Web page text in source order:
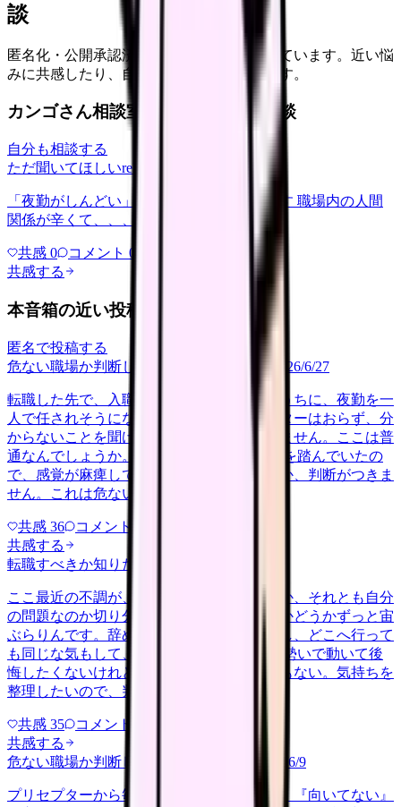
談
匿名化・公開承認済みの本音だけを表示しています。近い悩
みに共感したり、自分の状況を投稿できます。
カンゴさん相談室から共有された相談
自分も相談する
ただ聞いてほしいrelationships
「夜勤がしんどい」について相談したいです 職場内の人間
関係が辛くて、、、
共感 0 コメント 0
共感する
本音箱の近い投稿
匿名で投稿する
危ない職場か判断してほしい
career-growth 2026/6/27
転職した先で、入職して二ヶ月も経たないうちに、夜勤を一
人で任されそうになっています。プリセプターはおらず、分
からないことを聞ける相手も日によっていません。ここは普
通なんでしょうか。 前の職場はもっと段階を踏んでいたの
で、感覚が麻痺しているのか自分が甘いのか、判断がつきま
せん。これは危ない環境なのか…
共感 36 コメント
共感する
転職すべきか知りたい
ここ最近の不調が、職場の環境のせいなのか、それとも自分
の問題なのか切り分けられず、転職すべきかどうかずっと宙
ぶらりんです。辞めれば楽になる気もするし、どこへ行って
も同じな気もして、決め手がありません。 勢いで動いて後
悔したくないけれど、このまま留まる根拠もない。気持ちを
整理したいので、判断材料の集…
共感 35 コメント
共感する
危ない職場か判断してほしい
2026/6/9
プリセプターから毎日のように『辞めれば』『向いてない』